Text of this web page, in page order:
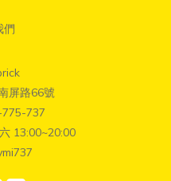
們
屏路66號
737
13:00~20:00